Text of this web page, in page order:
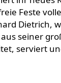
Feste
Dietrich,
seiner
serviert